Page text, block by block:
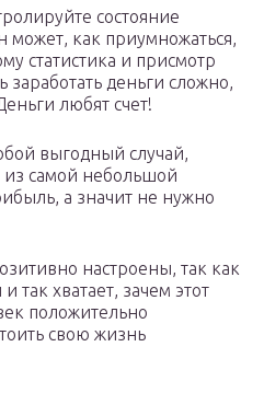
состояние
может, как приумножаться,
статистика и присмотр
деньги сложно,
любят счет!
выгодный случай,
из самой небольшой
а значит не нужно
настроены, так как
так хватает, зачем этот
положительно
свою жизнь